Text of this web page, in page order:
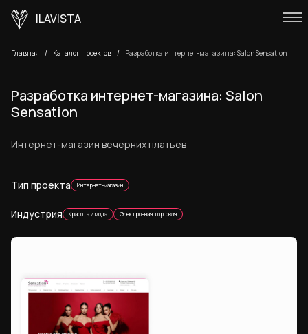
ILAVISTA
Главная Каталог проектов Разработка интернет-магазина: Salon Sensation
Разработка интернет-магазина: Salon
Sensation
Интернет-магазин вечерних платьев
Тип проекта Интернет-магазин
Индустрия Красота и мода Электронная торговля